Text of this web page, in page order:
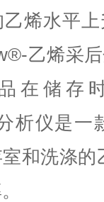
烯水平
乙烯采
在储存
析仪是一
和洗涤